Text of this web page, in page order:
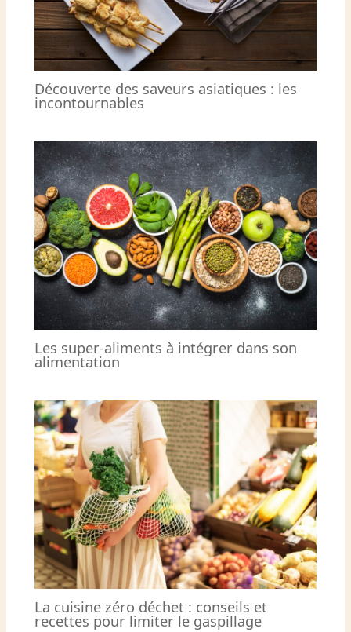
Découverte des saveurs asiatiques : les
incontournables
Les super-aliments à intégrer dans son
alimentation
La cuisine zéro déchet : conseils et
recettes pour limiter le gaspillage